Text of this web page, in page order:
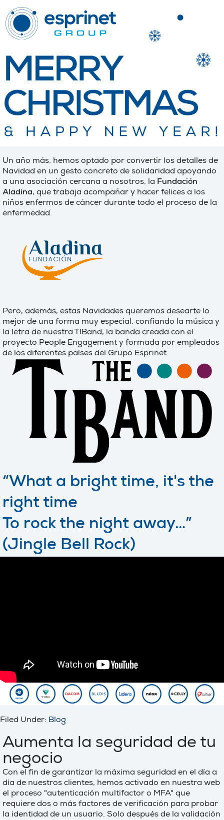
Un año más, hemos optado por convertir los detalles de
Navidad en un gesto concreto de solidaridad apoyando
a una asociación cercana a nosotros, la Fundación
Aladina, que trabaja acompañar y hacer felices a los
niños enfermos de cáncer durante todo el proceso de la
enfermedad.
Pero, además, estas Navidades queremos desearte lo
mejor de una forma muy especial, confiando la música y
la letra de nuestra TIBand, la banda creada con el
proyecto People Engagement y formada por empleados
de los diferentes países del Grupo Esprinet.
“What a bright time, it's the
right time
To rock the night away…”
(Jingle Bell Rock)
Filed Under: Blog
Aumenta la seguridad de tu
negocio
Con el fin de garantizar la máxima seguridad en el día a
día de nuestros clientes, hemos activado en nuestra web
el proceso "autenticación multifactor o MFA" que
requiere dos o más factores de verificación para probar
la identidad de un usuario. Solo después de la validación